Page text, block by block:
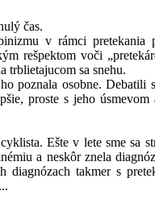
čas.
v rámci pretekania
rešpektom voči
trblietajucom sa snehu.
poznala osobne. Debatili
proste s jeho úsmevom
Ešte v lete sme sa
a neskôr znela
diagnózach takmer s